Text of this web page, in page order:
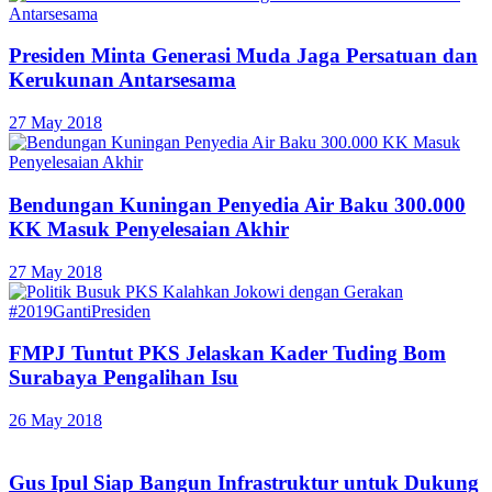
Presiden Minta Generasi Muda Jaga Persatuan dan
Kerukunan Antarsesama
27 May 2018
Bendungan Kuningan Penyedia Air Baku 300.000
KK Masuk Penyelesaian Akhir
27 May 2018
FMPJ Tuntut PKS Jelaskan Kader Tuding Bom
Surabaya Pengalihan Isu
26 May 2018
Gus Ipul Siap Bangun Infrastruktur untuk Dukung